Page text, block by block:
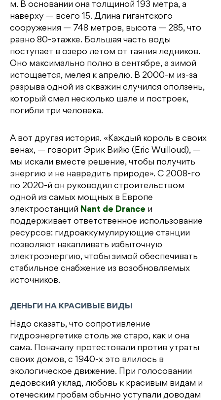
м. В основании она толщиной 193 метра, а
наверху — всего 15. Длина гигантского
сооружения — 748 метров, высота — 285, что
равно 80-этажке. Большая часть воды
поступает в озеро летом от таяния ледников.
Оно максимально полно в сентябре, а зимой
истощается, мелея к апрелю. В 2000-м из-за
разрыва одной из скважин случился оползень,
который смел несколько шале и построек,
погибли три человека.
А вот другая история. «Каждый король в своих
венах, — говорит Эрик Вийю (Eric Wuilloud), —
мы искали вместе решение, чтобы получить
энергию и не навредить природе». С 2008-го
по 2020-й он руководил строительством
одной из самых мощных в Европе
электростанций Nant de Drance и
поддерживает ответственное использование
ресурсов: гидроаккумулирующие станции
позволяют накапливать избыточную
электроэнергию, чтобы зимой обеспечивать
стабильное снабжение из возобновляемых
источников.
ДЕНЬГИ НА КРАСИВЫЕ ВИДЫ
Надо сказать, что сопротивление
гидроэнергетике столь же старо, как и она
сама. Поначалу протестовали против утраты
своих домов, с 1940-х это влилось в
экологическое движение. При голосовании
дедовский уклад, любовь к красивым видам и
отеческим гробам обычно уступали доводам